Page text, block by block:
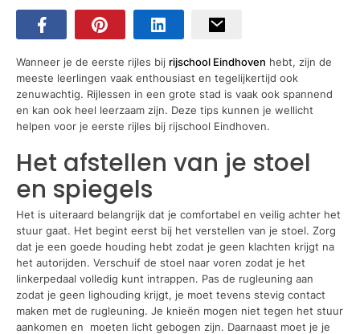
Wanneer je de eerste rijles bij rijschool Eindhoven hebt, zijn de
meeste leerlingen vaak enthousiast en tegelijkertijd ook
zenuwachtig. Rijlessen in een grote stad is vaak ook spannend
en kan ook heel leerzaam zijn. Deze tips kunnen je wellicht
helpen voor je eerste rijles bij rijschool Eindhoven.
Het afstellen van je stoel
en spiegels
Het is uiteraard belangrijk dat je comfortabel en veilig achter het
stuur gaat. Het begint eerst bij het verstellen van je stoel. Zorg
dat je een goede houding hebt zodat je geen klachten krijgt na
het autorijden. Verschuif de stoel naar voren zodat je het
linkerpedaal volledig kunt intrappen. Pas de rugleuning aan
zodat je geen lighouding krijgt, je moet tevens stevig contact
maken met de rugleuning. Je knieën mogen niet tegen het stuur
aankomen en moeten licht gebogen zijn. Daarnaast moet je je